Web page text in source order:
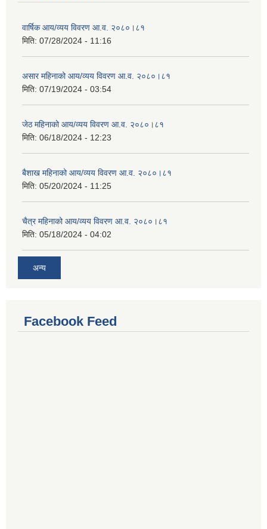
वार्षिक आय/व्यय विवरण आ.व. २०८०।८१
मिति: 07/28/2024 - 11:16
असार महिनाको आय/व्यय विवरण आ.व. २०८०।८१
मिति: 07/19/2024 - 03:54
जेठ महिनाको आय/व्यय विवरण आ.व. २०८०।८१
मिति: 06/18/2024 - 12:23
बैशाख महिनाको आय/व्यय विवरण आ.व. २०८०।८१
मिति: 05/20/2024 - 11:25
चैत्र महिनाको आय/व्यय विवरण आ.व. २०८०।८१
मिति: 05/18/2024 - 04:02
अन्य
Facebook Feed